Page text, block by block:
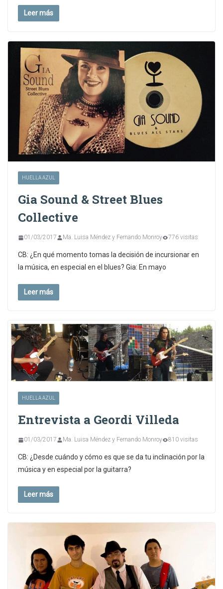
Leer más
HUELLA AZUL
Gia Sound & Street Blues
Collective
01/03/2017 Ma. Luisa Méndez y Fernando Monroy 776 visitas
CB: ¿En qué momento tomas la decisión de incursionar en
la música, en especial en el blues? Gia: En mayo
Leer más
HUELLA AZUL
Entrevista a Geordi Villeda
01/03/2017 Ma. Luisa Méndez y Fernando Monroy 810 visitas
CB: ¿Desde cuándo y cómo es que se da tu inclinación por la
música y en especial por la guitarra?
Leer más